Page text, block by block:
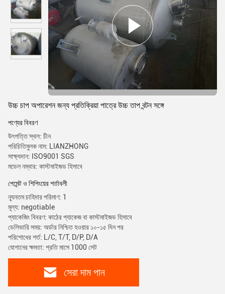
উচ্চ চাপ অপারেশন জন্য প্রতিক্রিয়া পাত্রে উচ্চ তাপ বন্টন সঙ্গে
পণ্যের বিবরণ
উৎপত্তি স্থল: চীন
পরিচিতিমুলক নাম: LIANZHONG
সাক্ষ্যদান: ISO9001 SGS
মডেল নম্বার: কাস্টমাইজড হিসাবে
পেমেন্ট ও শিপিংয়ের শর্তাবলী
ন্যূনতম চাহিদার পরিমাণ: 1
মূল্য: negotiable
প্যাকেজিং বিবরণ: কাঠের প্যাকেজ বা কাস্টমাইজড হিসাবে
ডেলিভারি সময়: অর্ডার নিশ্চিত হওয়ার ১০-১৫ দিন পর
পরিশোধের শর্ত: L/C, T/T, D/P, D/A
যোগানের ক্ষমতা: প্রতি মাসে 1000 সেট
সেরা দাম পান